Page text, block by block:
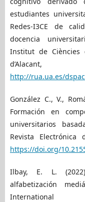
estudiantes
Redes-I3CE de
docencia
Institut de Ciències
http://rua.ua.es/
González C., V.,
Formación en
universitarios
Revista Electrónica
https://doi.org/
Ilbay, E. L.
alfabetización